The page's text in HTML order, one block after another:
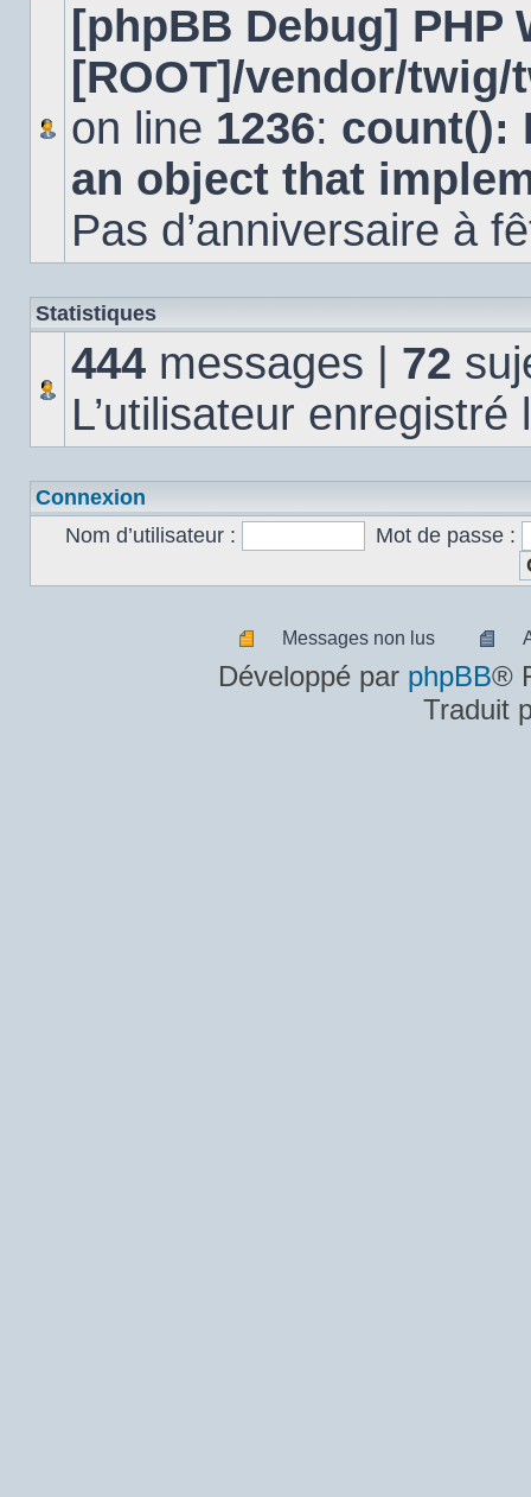
[phpBB Debug] PHP
[ROOT]/vendor/
on line 1236: count():
an object that
Pas d’anniversaire à
Statistiques
444 messages | 72
L’utilisateur
Connexion
Nom d’utilisateur :
Mot de passe :
Messages
non
Messages non lus
lu
Développé par phpBB®
Traduit